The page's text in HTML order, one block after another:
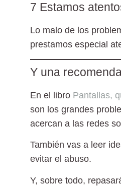
7 Estamos
Lo malo de los
prestamos especial
Y una
En el libro Pantallas,
son los grandes
acercan a las redes
También vas a leer
evitar el abuso.
Y, sobre todo,